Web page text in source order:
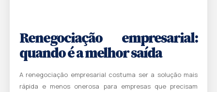
Renegociação empresarial:
quando é a melhor saída
A renegociação empresarial costuma ser a solução mais
rápida e menos onerosa para empresas que precisam